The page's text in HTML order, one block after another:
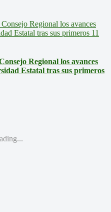
Regional los avances
Estatal tras sus primeros